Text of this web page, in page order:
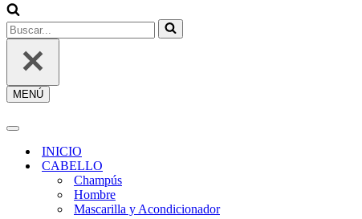
REGÍSTRATE
Buscar...
MENÚ
Menú
Menú
navegación
INICIO
CABELLO
Champús
Hombre
Mascarilla y Acondicionador